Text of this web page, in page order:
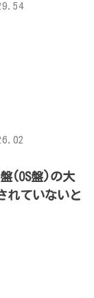
(OS盤)の大
れていないと